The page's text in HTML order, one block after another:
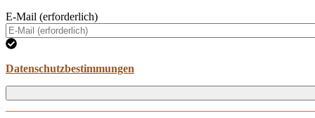
E-Mail (erforderlich)
Datenschutzbestimmungen